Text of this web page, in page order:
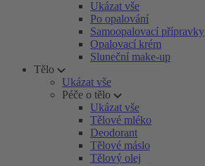
Ukázat vše
Po opalování
Samoopalovací přípravky
Opalovací krém
Sluneční make-up
Tělo
Ukázat vše
Péče o tělo
Ukázat vše
Tělové mléko
Deodorant
Tělové máslo
Tělový olej